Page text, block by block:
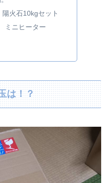
火石10kgセット
ニヒーター
は！？